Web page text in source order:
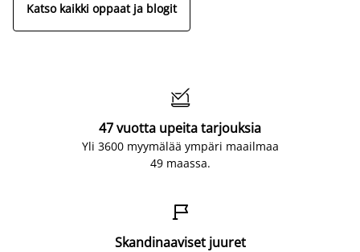
Katso kaikki oppaat ja blogit

47 vuotta upeita tarjouksia
Yli 3600 myymälää ympäri maailmaa
49 maassa.

Skandinaaviset juuret